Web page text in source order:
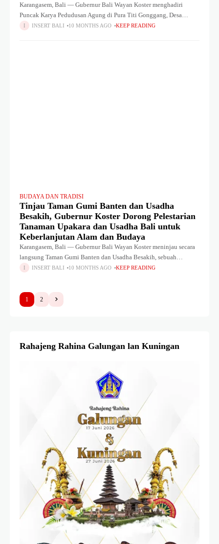
Karangasem, Bali — Gubernur Bali Wayan Koster menghadiri
Puncak Karya Pedudusan Agung di Pura Titi Gonggang, Desa
Besakih, Kecamatan Rendang, Kabupaten Karangasem, Sabtu
INSERT BALI 10 MONTHS AGO KEEP READING
BUDAYA DAN TRADISI
Tinjau Taman Gumi Banten dan Usadha
Besakih, Gubernur Koster Dorong Pelestarian
Tanaman Upakara dan Usadha Bali untuk
Keberlanjutan Alam dan Budaya
Karangasem, Bali — Gubernur Bali Wayan Koster meninjau secara
langsung Taman Gumi Banten dan Usadha Besakih, sebuah
kawasan konservasi dan edukasi tanaman lokal Bali yang dikelola
INSERT BALI 10 MONTHS AGO KEEP READING
1 2
Rahajeng Rahina Galungan lan Kuningan